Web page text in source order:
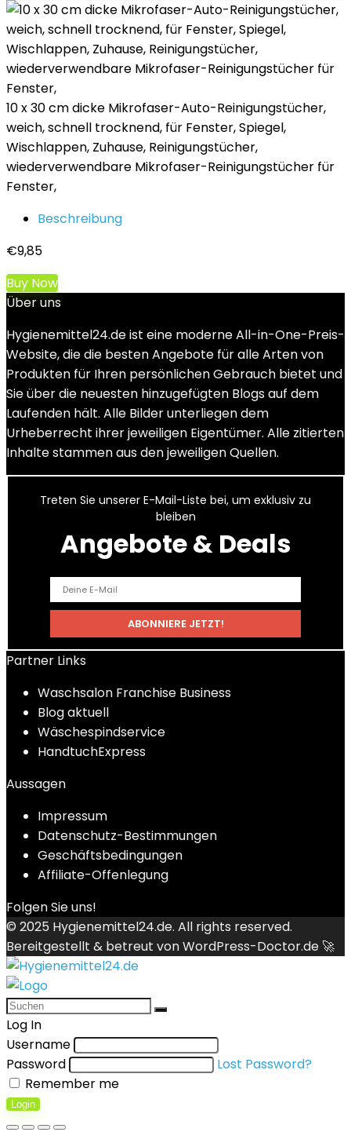
10 x 30 cm dicke Mikrofaser-Auto-Reinigungstücher,
weich, schnell trocknend, für Fenster, Spiegel,
Wischlappen, Zuhause, Reinigungstücher,
wiederverwendbare Mikrofaser-Reinigungstücher für
Fenster,
Beschreibung
€9,85
Buy Now
Über uns
Hygienemittel24.de ist eine moderne All-in-One-Preis-
Website, die die besten Angebote für alle Arten von
Produkten für Ihren persönlichen Gebrauch bietet und
Sie über die neuesten hinzugefügten Blogs auf dem
Laufenden hält. Alle Bilder unterliegen dem
Urheberrecht ihrer jeweiligen Eigentümer. Alle zitierten
Inhalte stammen aus den jeweiligen Quellen.
Treten Sie unserer E-Mail-Liste bei, um exklusiv zu
bleiben
Angebote & Deals
Partner Links
Waschsalon Franchise Business
Blog aktuell
Wäschespindservice
HandtuchExpress
Aussagen
Impressum
Datenschutz-Bestimmungen
Geschäftsbedingungen
Affiliate-Offenlegung
Folgen Sie uns!
© 2025 Hygienemittel24.de. All rights reserved.
Bereitgestellt & betreut vonWordPress-Doctor.de 🚀
Log In
Username
Password
Lost Password?
Remember me
Login